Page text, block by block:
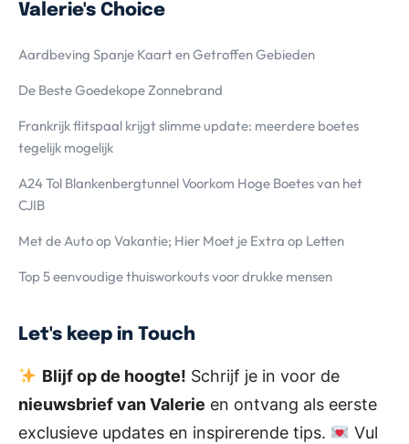
Valerie's Choice
Aardbeving Spanje Kaart en Getroffen Gebieden
De Beste Goedekope Zonnebrand
Frankrijk flitspaal krijgt slimme update: meerdere boetes
tegelijk mogelijk
A24 Tol Blankenbergtunnel Voorkom Hoge Boetes van het
CJIB
Met de Auto op Vakantie; Hier Moet je Extra op Letten
Top 5 eenvoudige thuisworkouts voor drukke mensen
Let's keep in Touch
Blijf op de hoogte! Schrijf je in voor de
nieuwsbrief van Valerie en ontvang als eerste
exclusieve updates en inspirerende tips.
Vul